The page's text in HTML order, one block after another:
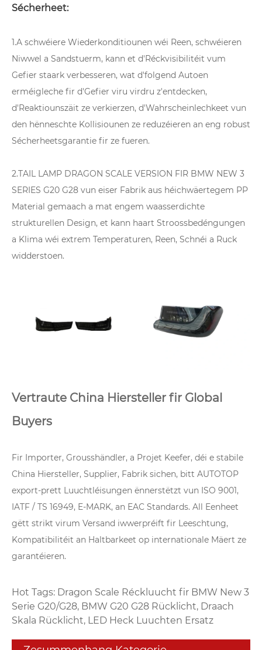
Sécherheet:
1.A schwéiere Wiederkonditiounen wéi Reen, schwéieren
Niwwel a Sandstuerm, kann et d'Réckvisibilitéit vum
Gefier staark verbesseren, wat d'folgend Autoen
erméigleche fir d'Gefier viru virdru z'entdecken,
d'Reaktiounszäit ze verkierzen, d'Wahrscheinlechkeet vun
den hënneschte Kollisiounen ze reduzéieren an eng robust
Sécherheetsgarantie fir ze fueren.
2.TAIL LAMP DRAGON SCALE VERSION FIR BMW NEW 3
SERIES G20 G28 vun eiser Fabrik aus héichwäertegem PP
Material gemaach a mat engem waasserdichte
strukturellen Design, et kann haart Stroossbedéngungen
a Klima wéi extrem Temperaturen, Reen, Schnéi a Ruck
widderstoen.
Vertraute China Hiersteller fir Global
Buyers
Fir Importer, Grousshändler, a Projet Keefer, déi e stabile
China Hiersteller, Supplier, Fabrik sichen, bitt AUTOTOP
export-prett Luuchtléisungen ënnerstëtzt vun ISO 9001,
IATF / TS 16949, E-MARK, an EAC Standards. All Eenheet
gëtt strikt virum Versand iwwerpréift fir Leeschtung,
Kompatibilitéit an Haltbarkeet op internationale Mäert ze
garantéieren.
Hot Tags: Dragon Scale Réckluucht fir BMW New 3
Serie G20/G28, BMW G20 G28 Rücklicht, Draach
Skala Rücklicht, LED Heck Luuchten Ersatz